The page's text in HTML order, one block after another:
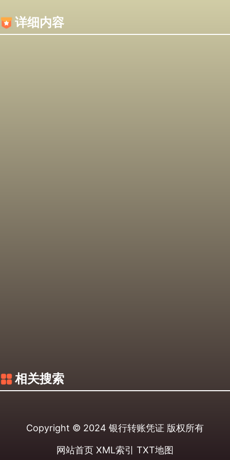
详细内容
相关搜索
Copyright © 2024 银行转账凭证 版权所有
网站首页 XML索引 TXT地图